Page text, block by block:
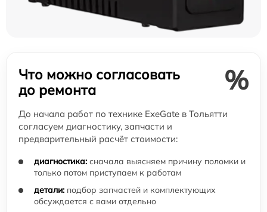
Что можно согласовать
до ремонта
%
До начала работ по технике ExeGate в Тольятти
согласуем диагностику, запчасти и
предварительный расчёт стоимости:
диагностика: сначала выясняем причину поломки и
только потом приступаем к работам
детали: подбор запчастей и комплектующих
обсуждается с вами отдельно